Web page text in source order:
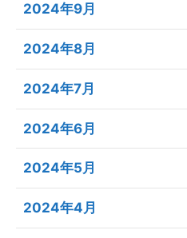
2024年9月
2024年8月
2024年7月
2024年6月
2024年5月
2024年4月